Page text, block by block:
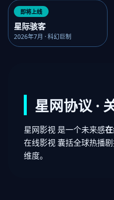
即将上线
星际骇客
2026年7月 · 科幻巨制
星网协议 ·
星网影视 是一个未来感
在线影视 囊括全球热播
维度。